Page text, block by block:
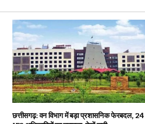
छत्तीसगढ़: वन विभाग में बड़ा प्रशासनिक फेरबदल, 24